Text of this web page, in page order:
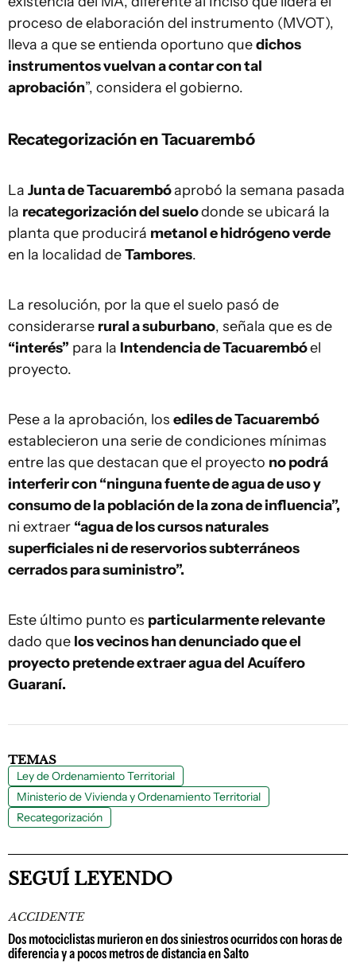
proceso de elaboración del instrumento (MVOT),
lleva a que se entienda oportuno quedichos
instrumentos vuelvan a contar con tal
aprobación”, considera el gobierno.
Recategorización en Tacuarembó
La Junta de Tacuarembóaprobó la semana pasada
la recategorización del suelodonde se ubicará la
planta que producirá metanol e hidrógeno verde
en la localidad deTambores.
La resolución, por la que el suelo pasó de
considerarse rural a suburbano, señala que es de
“interés” para la Intendencia de Tacuarembóel
proyecto.
Pese a la aprobación, los ediles de Tacuarembó
establecieron una serie de condiciones mínimas
entre las que destacan que el proyecto no podrá
interferir con “ninguna fuente de agua de uso y
consumo de la población de la zona de influencia”,
ni extraer “agua de los cursos naturales
superficiales ni de reservorios subterráneos
cerrados para suministro”.
Este último punto es particularmente relevante
dado que los vecinos han denunciado que el
proyecto pretende extraer agua del Acuífero
Guaraní.
TEMAS
Ley de Ordenamiento Territorial
Ministerio de Vivienda y Ordenamiento Territorial
Recategorización
SEGUÍ LEYENDO
ACCIDENTE
Dos motociclistas murieron en dos siniestros ocurridos con horas de
diferencia y a pocos metros de distancia en Salto